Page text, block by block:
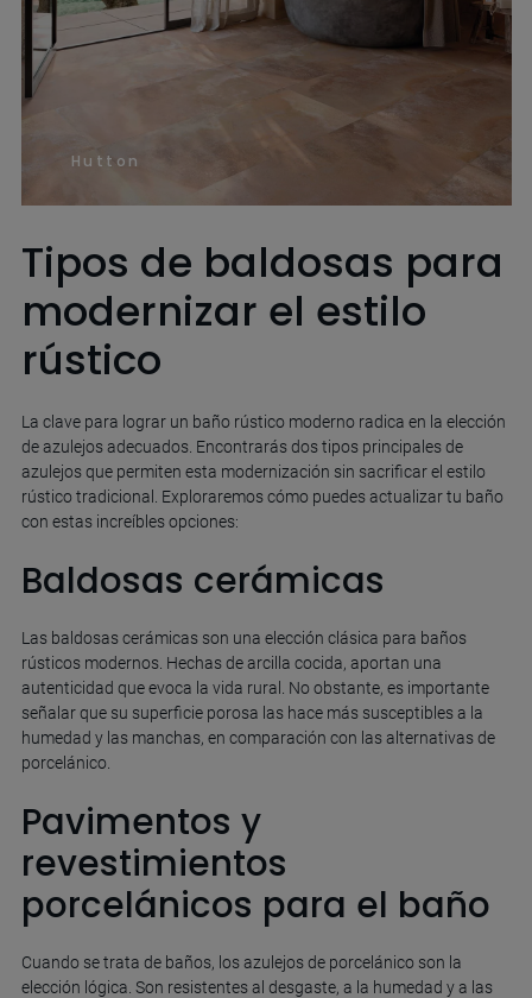
Hutton
Tipos de baldosas para
modernizar el estilo
rústico
La clave para lograr un baño rústico moderno radica en la elección
de azulejos adecuados. Encontrarás dos tipos principales de
azulejos que permiten esta modernización sin sacrificar el estilo
rústico tradicional. Exploraremos cómo puedes actualizar tu baño
con estas increíbles opciones:
Baldosas cerámicas
Las baldosas cerámicas son una elección clásica para baños
rústicos modernos. Hechas de arcilla cocida, aportan una
autenticidad que evoca la vida rural. No obstante, es importante
señalar que su superficie porosa las hace más susceptibles a la
humedad y las manchas, en comparación con las alternativas de
porcelánico.
Pavimentos y
revestimientos
porcelánicos para el baño
Cuando se trata de baños, los azulejos de porcelánico son la
elección lógica. Son resistentes al desgaste, a la humedad y a las